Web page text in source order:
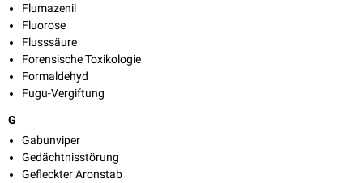
Flumazenil
Fluorose
Flusssäure
Forensische Toxikologie
Formaldehyd
Fugu-Vergiftung
G
Gabunviper
Gedächtnisstörung
Gefleckter Aronstab